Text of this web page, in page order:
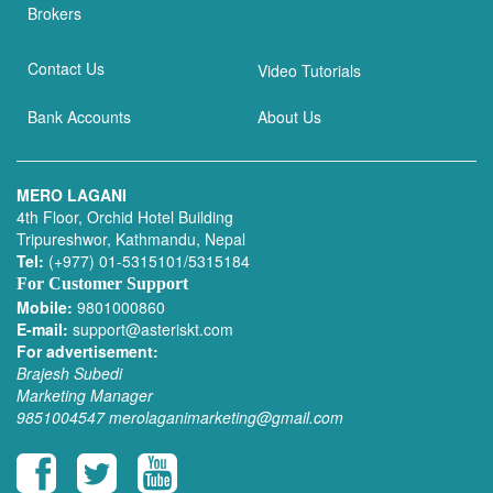
Brokers
Contact Us Video Tutorials
Bank Accounts About Us
MERO LAGANI
4th Floor, Orchid Hotel Building
Tripureshwor, Kathmandu, Nepal
Tel: (+977) 01-5315101/5315184
For Customer Support
Mobile: 9801000860
E-mail: support@asteriskt.com
For advertisement:
Brajesh Subedi
Marketing Manager
9851004547 merolaganimarketing@gmail.com